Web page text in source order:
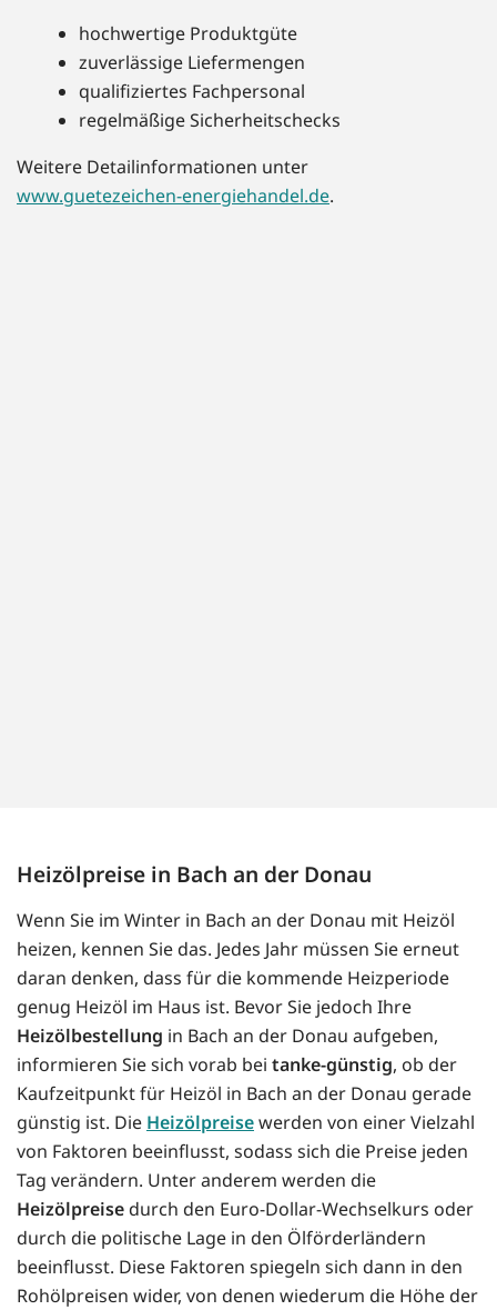
hochwertige Produktgüte
zuverlässige Liefermengen
qualifiziertes Fachpersonal
regelmäßige Sicherheitschecks
Weitere Detailinformationen unter
www.guetezeichen-energiehandel.de.
Heizölpreise in Bach an der Donau
Wenn Sie im Winter in Bach an der Donau mit Heizöl
heizen, kennen Sie das. Jedes Jahr müssen Sie erneut
daran denken, dass für die kommende Heizperiode
genug Heizöl im Haus ist. Bevor Sie jedoch Ihre
Heizölbestellung in Bach an der Donau aufgeben,
informieren Sie sich vorab bei tanke-günstig, ob der
Kaufzeitpunkt für Heizöl in Bach an der Donau gerade
günstig ist. Die Heizölpreisewerden von einer Vielzahl
von Faktoren beeinflusst, sodass sich die Preise jeden
Tag verändern. Unter anderem werden die
Heizölpreise durch den Euro-Dollar-Wechselkurs oder
durch die politische Lage in den Ölförderländern
beeinflusst. Diese Faktoren spiegeln sich dann in den
Rohölpreisen wider, von denen wiederum die Höhe der